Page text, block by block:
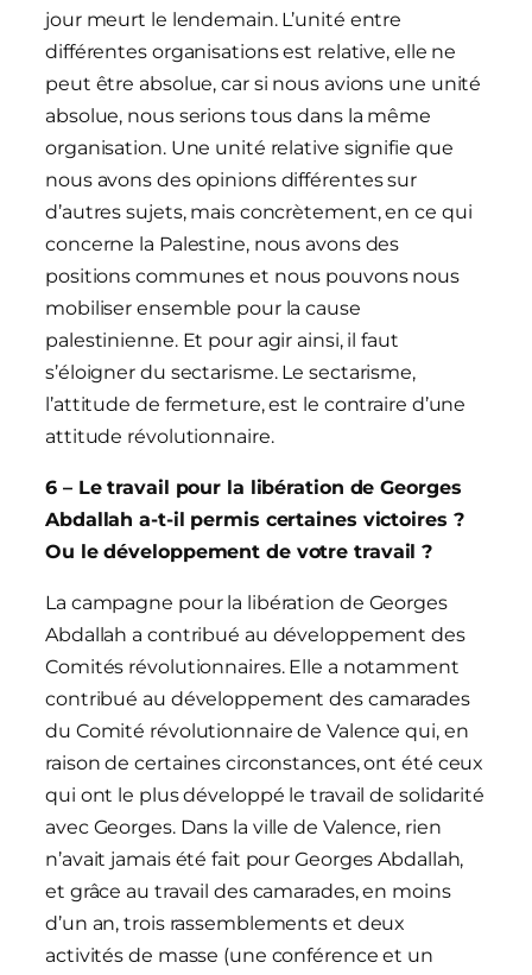
jour meurt le lendemain. L’unité entre
différentes organisations est relative, elle ne
peut être absolue, car si nous avions une unité
absolue, nous serions tous dans la même
organisation. Une unité relative signifie que
nous avons des opinions différentes sur
d’autres sujets, mais concrètement, en ce qui
concerne la Palestine, nous avons des
positions communes et nous pouvons nous
mobiliser ensemble pour la cause
palestinienne. Et pour agir ainsi, il faut
s’éloigner du sectarisme. Le sectarisme,
l’attitude de fermeture, est le contraire d’une
attitude révolutionnaire.
6 – Le travail pour la libération de Georges
Abdallah a-t-il permis certaines victoires ?
Ou le développement de votre travail ?
La campagne pour la libération de Georges
Abdallah a contribué au développement des
Comités révolutionnaires. Elle a notamment
contribué au développement des camarades
du Comité révolutionnaire de Valence qui, en
raison de certaines circonstances, ont été ceux
qui ont le plus développé le travail de solidarité
avec Georges. Dans la ville de Valence, rien
n’avait jamais été fait pour Georges Abdallah,
et grâce au travail des camarades, en moins
d’un an, trois rassemblements et deux
activités de masse (une conférence et un